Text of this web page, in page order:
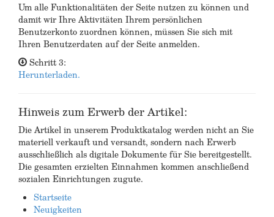
Um alle Funktionalitäten der Seite nutzen zu können und
damit wir Ihre Aktivitäten Ihrem persönlichen
Benutzerkonto zuordnen können, müssen Sie sich mit
Ihren Benutzerdaten auf der Seite anmelden.
Schritt 3:
Herunterladen.
Hinweis zum Erwerb der Artikel:
Die Artikel in unserem Produktkatalog werden nicht an Sie
materiell verkauft und versandt, sondern nach Erwerb
ausschließlich als digitale Dokumente für Sie bereitgestellt.
Die gesamten erzielten Einnahmen kommen anschließend
sozialen Einrichtungen zugute.
Startseite
Neuigkeiten